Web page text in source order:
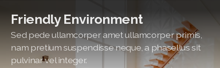
Friendly Environment
Sed pede ullamcorper amet ullamcorper primis,
nam pretium suspendisse neque, a phasellus sit
pulvinar vel integer.